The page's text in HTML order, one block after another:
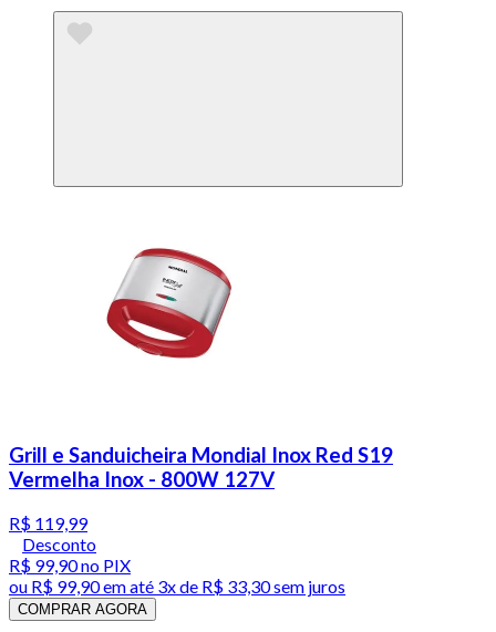
Grill e Sanduicheira Mondial Inox Red S19
Vermelha Inox - 800W 127V
R$ 119,99
Desconto
R$ 99,90no PIX
ou R$ 99,90em até 3x de R$ 33,30 sem juros
COMPRAR AGORA